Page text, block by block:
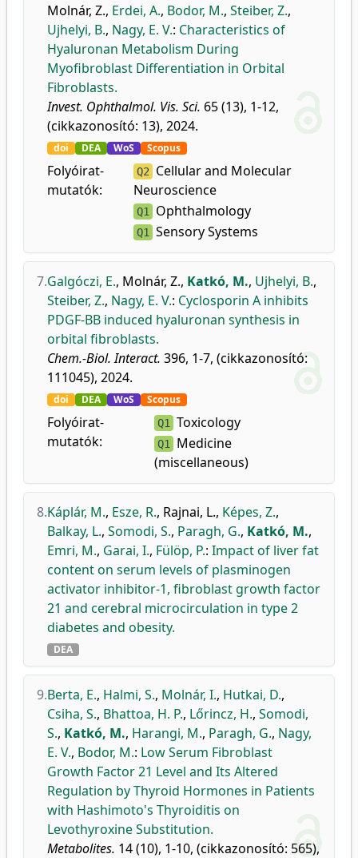
Molnár, Z., Erdei, A., Bodor, M., Steiber, Z.,
Ujhelyi, B., Nagy, E. V.: Characteristics of
Hyaluronan Metabolism During
Myofibroblast Differentiation in Orbital
Fibroblasts.
Invest. Ophthalmol. Vis. Sci. 65 (13), 1-12,
(cikkazonosító: 13), 2024.
doi DEA WoS Scopus
Folyóirat-
mutatók:
Q2 Cellular and Molecular
Neuroscience
Q1 Ophthalmology
Q1 Sensory Systems
7.Galgóczi, E., Molnár, Z., Katkó, M., Ujhelyi, B.,
Steiber, Z., Nagy, E. V.: Cyclosporin A inhibits
PDGF-BB induced hyaluronan synthesis in
orbital fibroblasts.
Chem.-Biol. Interact. 396, 1-7, (cikkazonosító:
111045), 2024.
doi DEA WoS Scopus
Folyóirat-
mutatók:
Q1 Toxicology
Q1 Medicine
(miscellaneous)
8.Káplár, M., Esze, R., Rajnai, L., Képes, Z.,
Balkay, L., Somodi, S., Paragh, G., Katkó, M.,
Emri, M., Garai, I., Fülöp, P.: Impact of liver fat
content on serum levels of plasminogen
activator inhibitor-1, fibroblast growth factor
21 and cerebral microcirculation in type 2
diabetes and obesity.
DEA
9.Berta, E., Halmi, S., Molnár, I., Hutkai, D.,
Csiha, S., Bhattoa, H. P., Lőrincz, H., Somodi,
S., Katkó, M., Harangi, M., Paragh, G., Nagy,
E. V., Bodor, M.: Low Serum Fibroblast
Growth Factor 21 Level and Its Altered
Regulation by Thyroid Hormones in Patients
with Hashimoto's Thyroiditis on
Levothyroxine Substitution.
Metabolites. 14 (10), 1-10, (cikkazonosító: 565),